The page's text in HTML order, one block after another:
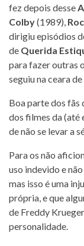
fez depois desse
Colby(1989),
dirigiu episódios
de Querida
para fazer outras
seguiu na ceara
Boa parte dos fãs
dos filmes da (até
de não se levar a
Para os não
uso indevido e
mas isso é uma
própria, e que
de Freddy
personalidade.